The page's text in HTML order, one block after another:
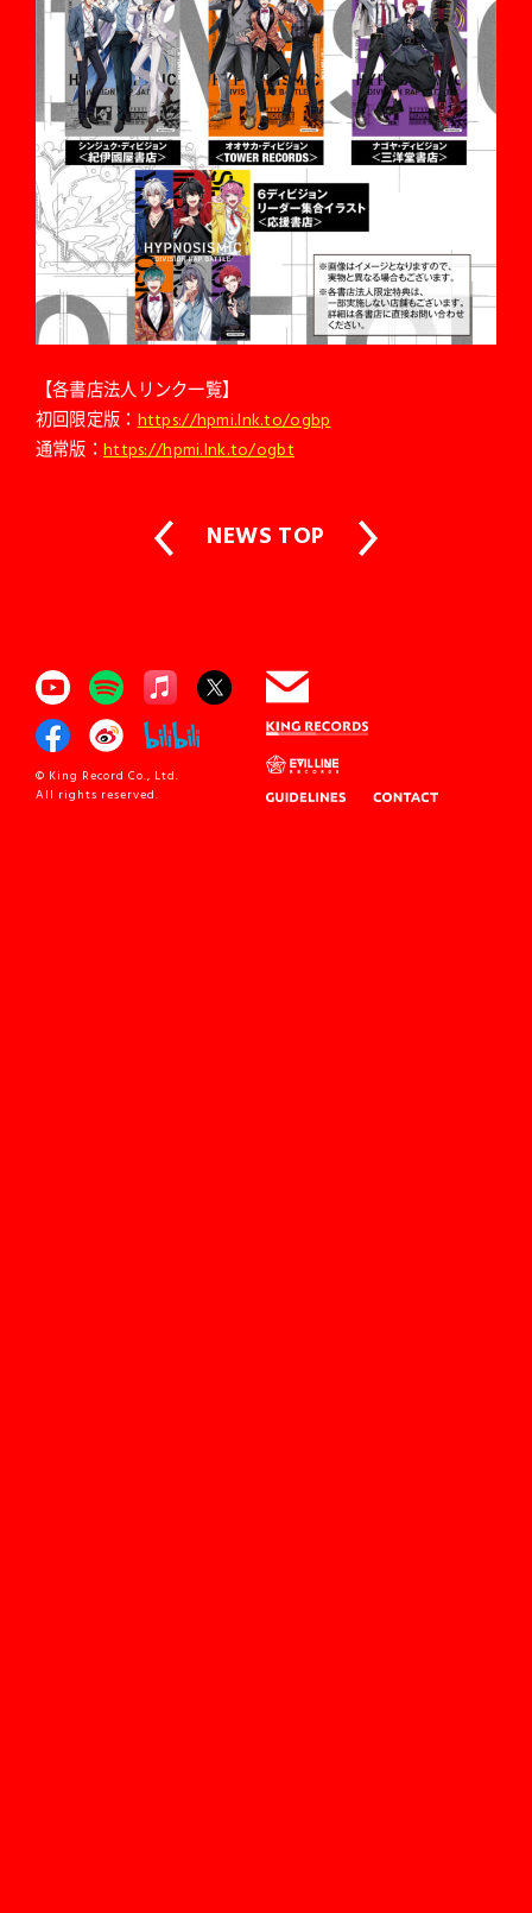
【各書店法人リンク一覧】
初回限定版： https://hpmi.lnk.to/ogbp
通常版：https://hpmi.lnk.to/ogbt
NEWS TOP
© King Record Co., Ltd.
All rights reserved.